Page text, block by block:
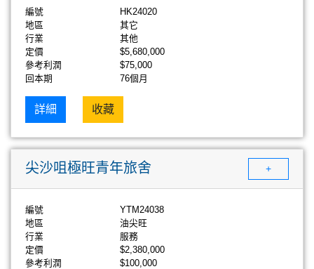
編號
HK24020
地區
其它
行業
其他
定價
$5,680,000
參考利潤
$75,000
回本期
76個月
詳細 收藏
尖沙咀極旺青年旅舍 +
編號
YTM24038
地區
油尖旺
行業
服務
定價
$2,380,000
參考利潤
$100,000